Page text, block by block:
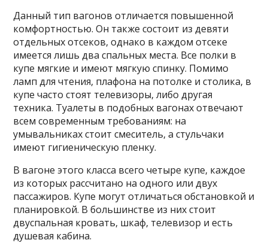
Данный тип вагонов отличается повышенной
комфортностью. Он также состоит из девяти
отдельных отсеков, однако в каждом отсеке
имеется лишь два спальных места. Все полки в
купе мягкие и имеют мягкую спинку. Помимо
ламп для чтения, плафона на потолке и столика, в
купе часто стоят телевизоры, либо другая
техника. Туалеты в подобных вагонах отвечают
всем современным требованиям: на
умывальниках стоит смеситель, а стульчаки
имеют гигиеническую пленку.
В вагоне этого класса всего четыре купе, каждое
из которых рассчитано на одного или двух
пассажиров. Купе могут отличаться обстановкой и
планировкой. В большинстве из них стоит
двуспальная кровать, шкаф, телевизор и есть
душевая кабина.